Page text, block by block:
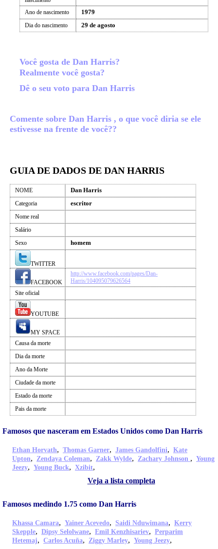
Ano de nascimento 1979
Dia do nascimento 29 de agosto
Você gosta de Dan Harris?
Realmente você gosta?
Dê o seu voto para Dan Harris
Comente sobre Dan Harris , o que você diria se ele
estivesse na frente de você??
GUIA DE DADOS DE DAN HARRIS
NOME Dan Harris
Categoria escritor
Nome real
Salário
Sexo
homem
TWITTER
FACEBOOK
http://www.facebook.com/pages/Dan-
Harris/104095079626564
Site oficial
YOUTUBE
MY SPACE
Causa da morte
Dia da morte
Ano da Morte
Ciudade da morte
Estado da morte
Pais da morte
Famosos que nasceram em Estados Unidos como Dan Harris
Ethan Horvath, Thomas Garner, James Gandolfini, Kate
Upton, Zendaya Coleman, Zakk Wylde, Zachary Johnson , Young
Jeezy, Young Buck, Xzibit,
Veja a lista completa
Famosos medindo 1.75 como Dan Harris
Khassa Camara, Yainer Acevedo, Saidi Nduwimana, Kerry
Skepple, Dipsy Selolwane, Emil Kenzhisariev, Perparim
Hetemaj, Carlos Acuña, Ziggy Marley, Young Jeezy,